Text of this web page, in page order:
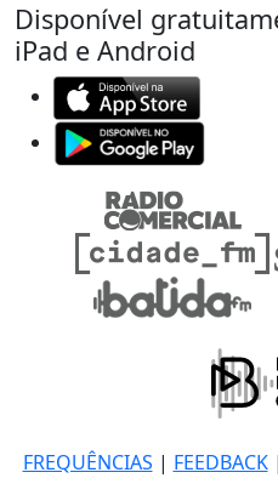
Disponível
iPad e Android
FREQUÊNCIAS | FEEDBACK|